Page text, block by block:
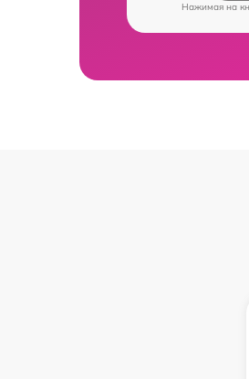
Нажимая на